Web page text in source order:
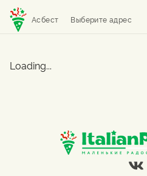
Асбест Выберите адрес
Loading...